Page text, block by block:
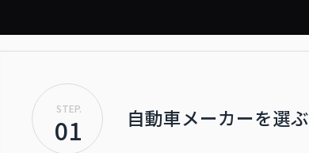
STEP.
01 自動車メーカーを選ぶ